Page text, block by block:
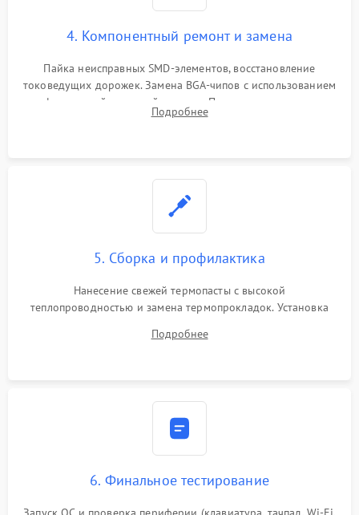
4. Компонентный ремонт и замена
Пайка неисправных SMD-элементов, восстановление
токоведущих дорожек. Замена BGA-чипов с использованием
инфракрасной паяльной станции. Прошивка микросхемы
BIOS или замена поврежденных портов USB
Подробнее
5. Сборка и профилактика
Нанесение свежей термопасты с высокой
теплопроводностью и замена термопрокладок. Установка
шлейфов, модулей памяти и накопителей. Предварительная
Подробнее
6. Финальное тестирование